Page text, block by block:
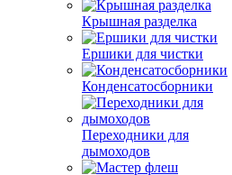
Крышная разделка
Ершики для чистки
Конденсатосборники
Переходники для
дымоходов